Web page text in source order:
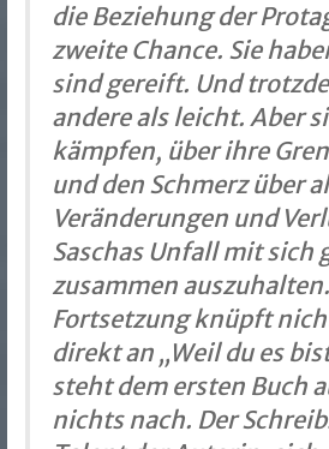
die Beziehung der
zweite Chance. Sie
sind gereift. Und
andere als leicht. Aber
kämpfen, über ihre
und den Schmerz über
Veränderungen und
Saschas Unfall mit sich
zusammen
Fortsetzung knüpft
direkt an „Weil du es
steht dem ersten Buch
nichts nach. Der